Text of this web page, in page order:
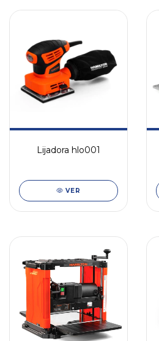
Lijadora hlo001
VER